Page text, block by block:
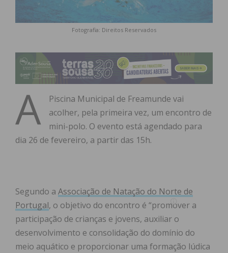
Fotografia: Direitos Reservados
A
Piscina Municipal de Freamunde vai
acolher, pela primeira vez, um encontro de
mini-polo. O evento está agendado para
dia 26 de fevereiro, a partir das 15h.
Segundo a Associação de Natação do Norte de
Portugal, o objetivo do encontro é “promover a
participação de crianças e jovens, auxiliar o
desenvolvimento e consolidação do domínio do
meio aquático e proporcionar uma formação lúdica